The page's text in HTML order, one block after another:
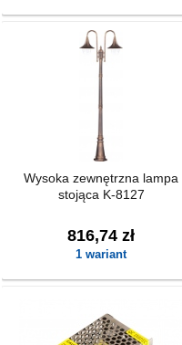
Wysoka zewnętrzna lampa
stojąca K-8127
816,74 zł
1 wariant